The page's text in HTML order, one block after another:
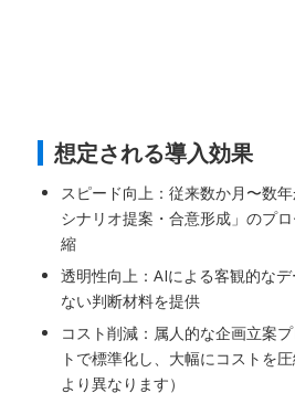
想定される導入効果
スピード向上：従来数か月〜数
シナリオ提案・合意形成」のプ
縮
透明性向上：AIによる客観的な
ない判断材料を提供
コスト削減：属人的な企画立案
トで標準化し、大幅にコストを
より異なります）